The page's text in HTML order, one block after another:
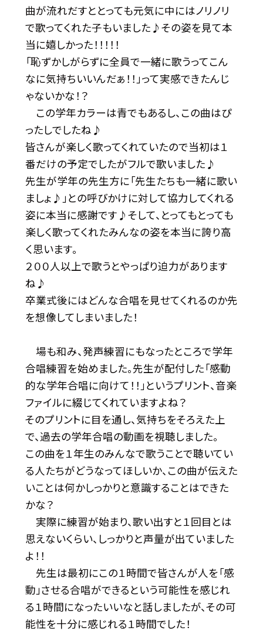
曲が流れだすととっても元気に中にはノリノリ
で歌ってくれた子もいました♪その姿を見て本
当に嬉しかった！！！！！
「恥ずかしがらずに全員で一緒に歌うってこん
なに気持ちいいんだぁ！！」って実感できたんじ
ゃないかな！？
この学年カラーは青でもあるし、この曲はぴ
ったしでしたね♪
皆さんが楽しく歌ってくれていたので当初は１
番だけの予定でしたがフルで歌いました♪
先生が学年の先生方に「先生たちも一緒に歌い
ましょ♪」との呼びかけに対して協力してくれる
姿に本当に感謝です♪そして、とってもとっても
楽しく歌ってくれたみんなの姿を本当に誇り高
く思います。
２００人以上で歌うとやっぱり迫力があります
ね♪
卒業式後にはどんな合唱を見せてくれるのか先
を想像してしまいました！
場も和み、発声練習にもなったところで学年
合唱練習を始めました。先生が配付した「感動
的な学年合唱に向けて！！」というプリント、音楽
ファイルに綴じてくれていますよね？
そのプリントに目を通し、気持ちをそろえた上
で、過去の学年合唱の動画を視聴しました。
この曲を１年生のみんなで歌うことで聴いてい
る人たちがどうなってほしいか、この曲が伝えた
いことは何かしっかりと意識することはできた
かな？
実際に練習が始まり、歌い出すと１回目とは
思えないくらい、しっかりと声量が出ていました
よ！！
先生は最初にこの１時間で皆さんが人を「感
動」させる合唱ができるという可能性を感じれ
る１時間になったいいなと話しましたが、その可
能性を十分に感じれる１時間でした！